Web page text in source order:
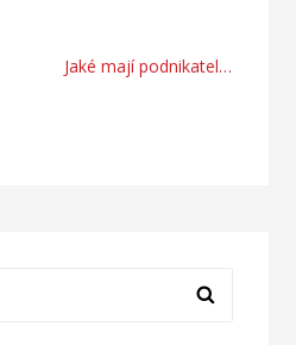
Jaké mají podnikatelé účetnictví